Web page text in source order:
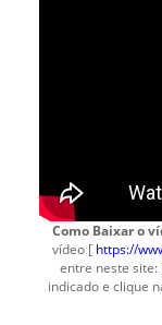
Como Baixar o
vídeo [https://
entre neste site:
indicado e clique